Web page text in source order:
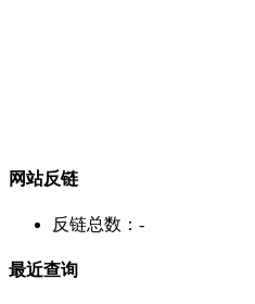
网站反链
反链总数： -
最近查询